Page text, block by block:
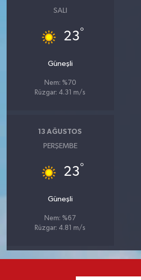
SALI
23°
Güneşli
Nem: %70
Rüzgar: 4.31 m/s
13 AĞUSTOS
PERŞEMBE
23°
Güneşli
Nem: %67
Rüzgar: 4.81 m/s